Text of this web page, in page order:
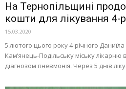
На Тернопільщині
кошти для лікування 4-
15.03.2020
5 лютого цього року 4-річного
Кам’янець-Подільську міську лікарню
діагнозом пневмонія. Через 5 днів